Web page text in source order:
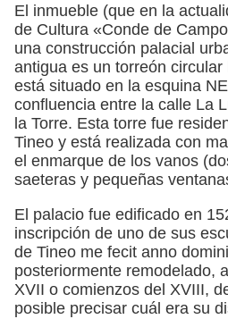
El inmueble (que en la
de Cultura «Conde de
una construcción palacial
antigua es un torreón
está situado en la esquina
confluencia entre la calle La
la Torre. Esta torre fue
Tineo y está realizada con
el enmarque de los vanos
saeteras y pequeñas
El palacio fue edificado en
inscripción de uno de sus
de Tineo me fecit anno
posteriormente remodelado,
XVII o comienzos del XVIII,
posible precisar cuál era su